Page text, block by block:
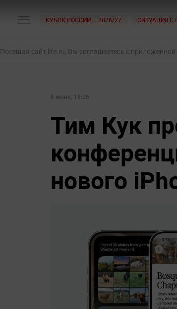
КУБОК РОССИИ — 2026/27 СИТУАЦИЯ С
Посещая сайт life.ru, Вы соглашаетесь с приложенной
8 июня, 18:26
Тим Кук
нового